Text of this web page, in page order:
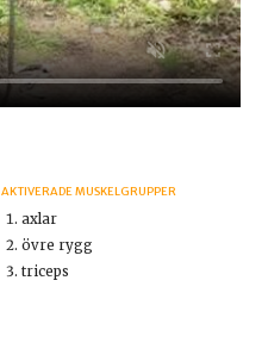
AKTIVERADE MUSKELGRUPPER
axlar
övre rygg
triceps